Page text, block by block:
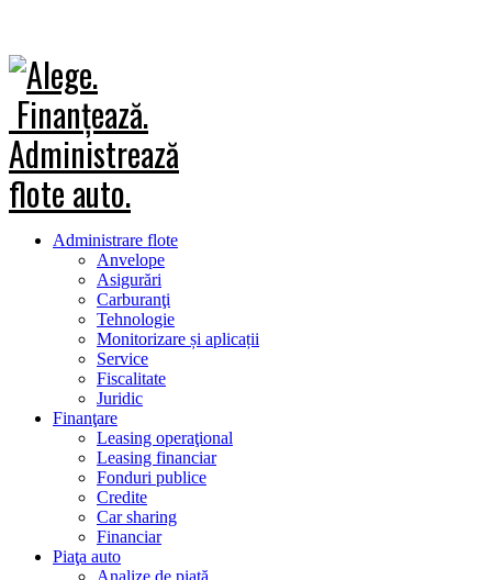
Administrare flote
Anvelope
Asigurări
Carburanţi
Tehnologie
Monitorizare și aplicații
Service
Fiscalitate
Juridic
Finanţare
Leasing operaţional
Leasing financiar
Fonduri publice
Credite
Car sharing
Financiar
Piaţa auto
Analize de piață